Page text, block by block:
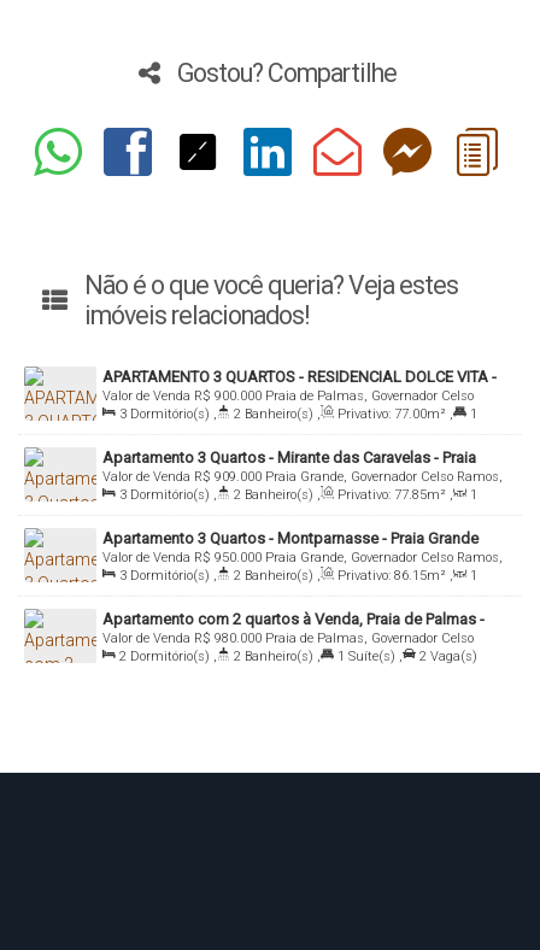
Gostou? Compartilhe
Não é o que você queria? Veja estes
imóveis relacionados!
APARTAMENTO 3 QUARTOS - RESIDENCIAL DOLCE VITA -
PRAIA DE PALMAS
R$ 900.000
Valor de Venda
Praia de Palmas, Governador Celso
Ramos, Santa Catarina, Brasil
3 Dormitório(s) , 2 Banheiro(s) , Privativo: 77.00m² ,
1
Suíte(s) , Total: 128.00m² , 1 Vaga(s) , Útil: 77.00m²
Apartamento 3 Quartos - Mirante das Caravelas - Praia
Grande
R$ 909.000
Valor de Venda
Praia Grande, Governador Celso Ramos,
Santa Catarina, Brasil
3 Dormitório(s) , 2 Banheiro(s) , Privativo: 77.85m² ,
1
Sala(s) , 1 Suíte(s) , 1 Vaga(s) , 350mDistância do Mar ,
Útil:
77.85m²
Apartamento 3 Quartos - Montparnasse - Praia Grande
R$ 950.000
Valor de Venda
Praia Grande, Governador Celso Ramos,
Santa Catarina, Brasil
3 Dormitório(s) , 2 Banheiro(s) , Privativo: 86.15m² ,
1
Sala(s) , 1 Suíte(s) , 1 Vaga(s) , 401mDistância do Mar ,
Útil:
86.15m²
Apartamento com 2 quartos à Venda, Praia de Palmas -
Governador Celso Ramos
R$ 980.000
Valor de Venda
Praia de Palmas, Governador Celso
Ramos, Santa Catarina, Brasil
2 Dormitório(s) , 2 Banheiro(s) , 1 Suíte(s) , 2 Vaga(s)